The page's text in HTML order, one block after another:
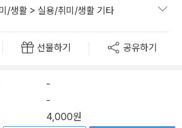
/생활 > 실용/취미/생활 기타
선물하기 공유하기
-
-
4,000원